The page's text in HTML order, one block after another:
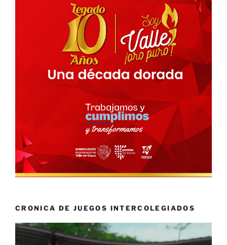
CRONICA DE JUEGOS INTERCOLEGIADOS
Reproductor